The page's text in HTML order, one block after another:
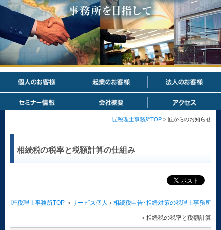
匠税理士事務所TOP > 匠からのお知らせ
相続税の税率と税額計算の仕組み
匠税理士事務所TOP ＞ サービス個人 ＞ 相続税申告･相続対策の税理士事務所
＞相続税の税率と税額計算